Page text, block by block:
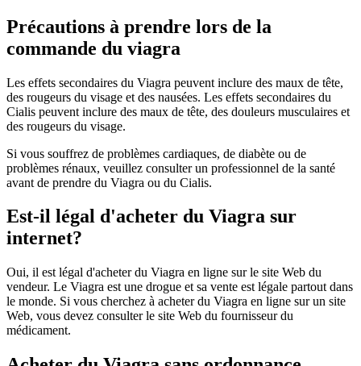
Précautions à prendre lors de la
commande du viagra
Les effets secondaires du Viagra peuvent inclure des maux de tête,
des rougeurs du visage et des nausées. Les effets secondaires du
Cialis peuvent inclure des maux de tête, des douleurs musculaires et
des rougeurs du visage.
Si vous souffrez de problèmes cardiaques, de diabète ou de
problèmes rénaux, veuillez consulter un professionnel de la santé
avant de prendre du Viagra ou du Cialis.
Est-il légal d'acheter du Viagra sur
internet?
Oui, il est légal d'acheter du Viagra en ligne sur le site Web du
vendeur. Le Viagra est une drogue et sa vente est légale partout dans
le monde. Si vous cherchez à acheter du Viagra en ligne sur un site
Web, vous devez consulter le site Web du fournisseur du
médicament.